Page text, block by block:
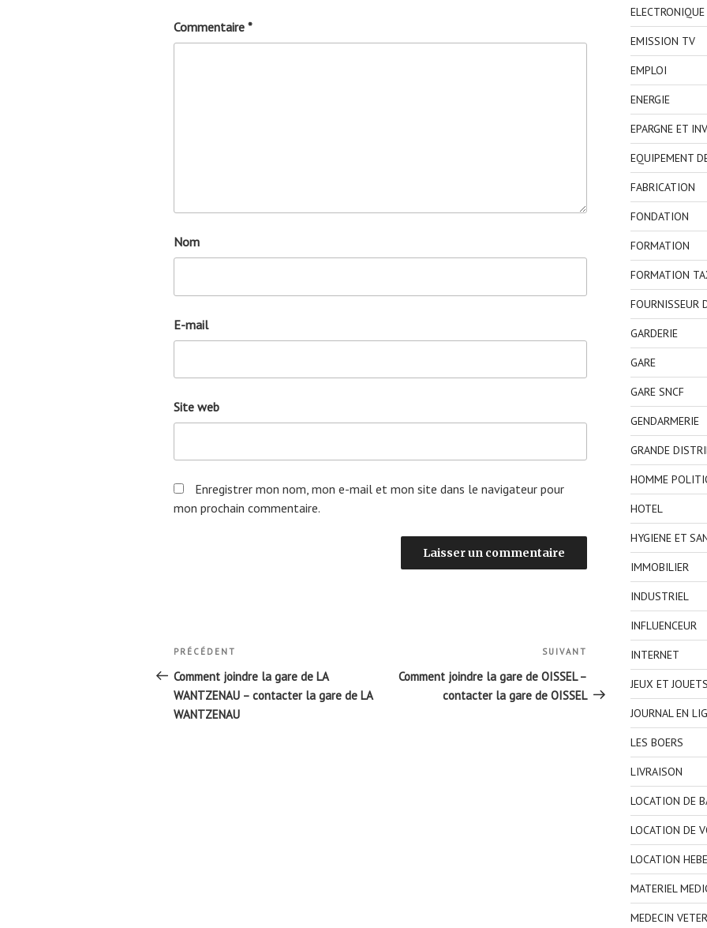
Commentaire *
Nom
E-mail
Site web
Enregistrer mon nom, mon e-mail et mon site dans le navigateur pour
mon prochain commentaire.
Navigation
de
l’article
Article
précédent
PRÉCÉDENT
Comment joindre la gare de LA
WANTZENAU – contacter la gare de LA
WANTZENAU
SUIVANT
Comment joindre la gare de OISSEL –
contacter la gare de OISSEL
EMISSION TV
EMPLOI
ENERGIE
EPARGNE ET
EQUIPEMENT
FABRICATION
FONDATION
FORMATION
FORMATION
FOURNISSEUR
GARDERIE
GARE
GARE SNCF
GENDARMERIE
GRANDE
HOMME
HOTEL
HYGIENE ET
IMMOBILIER
INDUSTRIEL
INFLUENCEUR
INTERNET
JEUX ET JOUETS
JOURNAL EN
LES BOERS
LIVRAISON
LOCATION DE
LOCATION DE
LOCATION
MATERIEL
MEDECIN